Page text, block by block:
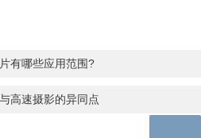
有哪些应用范围?
高速摄影的异同点